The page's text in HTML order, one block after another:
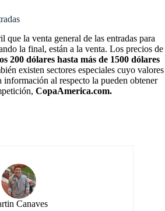
que la venta general de las entradas para
la final, están a la venta. Los precios de
200 dólares hasta más de 1500 dólares
existen sectores especiales cuyo valores
información al respecto la pueden obtener
CopaAmerica.com.
Canaves